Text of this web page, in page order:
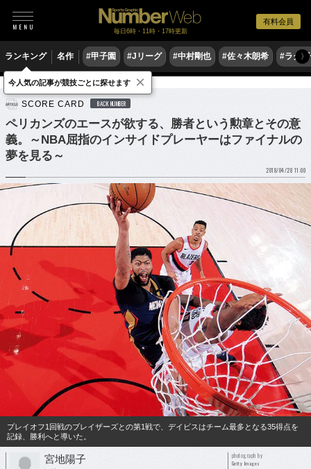
有料会員
毎日6時・11時・17時更新
ランキング 名作 #甲子園 #Jリーグ #中村剛也 #佐々木朗希 #ラグ〉
バスケットボール NBA
SCORE CARD BACK NUMBER
ペリカンズのエースが欲する、勝者という勲章とその意
義。～NBA屈指のインサイドプレーヤーはファイナルの
夢を見る～
2018/04/28 11:00
プレイオフ1回戦のブレイザーズとの第1戦で、デイビスはチーム最多となる35得点を
記録、勝利へと導いた。
宮地陽子 photograph by
Getty Images
今人気の記事が競技ごとに探せます ×